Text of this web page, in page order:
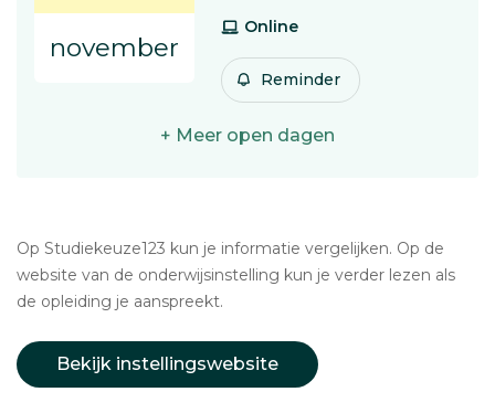
november
Online
Reminder
+ Meer open dagen
Op Studiekeuze123 kun je informatie vergelijken. Op de
website van de onderwijsinstelling kun je verder lezen als
de opleiding je aanspreekt.
Bekijk instellingswebsite